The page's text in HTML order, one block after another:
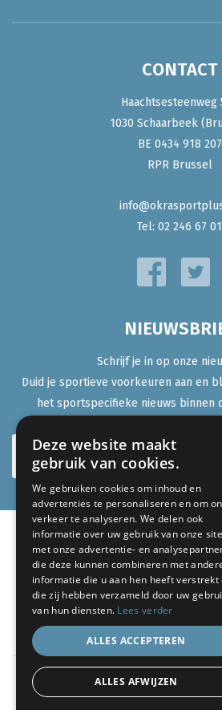
CONTACT
Haachtsesteenweg
1030 Schaarbeek
BE 0434 918 207
RPR Brussel
Tel: 02 246 67 01
Schrijf je in op onze
Duid je sportieve voorkeuren aan en
het sportspecifieke nieuws binnen
ONZE
© 2024 eenlevenlangsporten.be
Deze website maakt
gebruik van cookies.
We gebruiken cookies om inhoud en
advertenties te personaliseren en om
verkeer te analyseren. We delen ook
informatie over uw gebruik van onze site
met onze advertentie- en
die deze kunnen combineren met
informatie die u aan hen heeft verstrekt
die zij hebben verzameld door uw
van hun diensten. Lees verder
ALLES ACCEPTEREN
ALLES AFWIJZEN